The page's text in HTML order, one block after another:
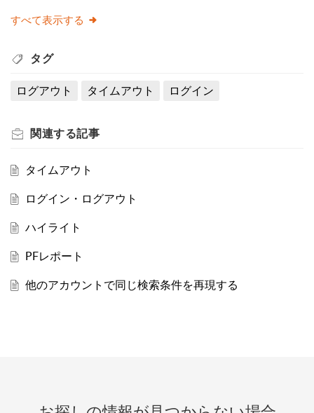
すべて表示する
タグ
ログアウト タイムアウト ログイン
関連する記事
タイムアウト
ログイン・ログアウト
ハイライト
PFレポート
他のアカウントで同じ検索条件を再現する